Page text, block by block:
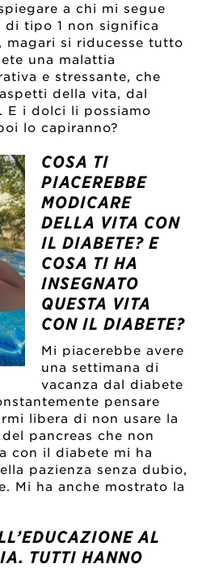
a chi mi segue
di tipo 1 non significa
magari si riducesse tutto
una malattia
e stressante, che
della vita, dal
E i dolci li possiamo
lo capiranno?
COSA TI
PIACEREBBE
MODICARE
DELLA VITA CON
IL DIABETE? E
COSA TI HA
INSEGNATO
QUESTA VITA
CON IL DIABETE?
Mi piacerebbe avere
una settimana di
vacanza dal diabete
pensare
libera di non usare la
pancreas che non
con il diabete mi ha
pazienza senza dubio,
Mi ha anche mostrato la
AL
TUTTI HANNO